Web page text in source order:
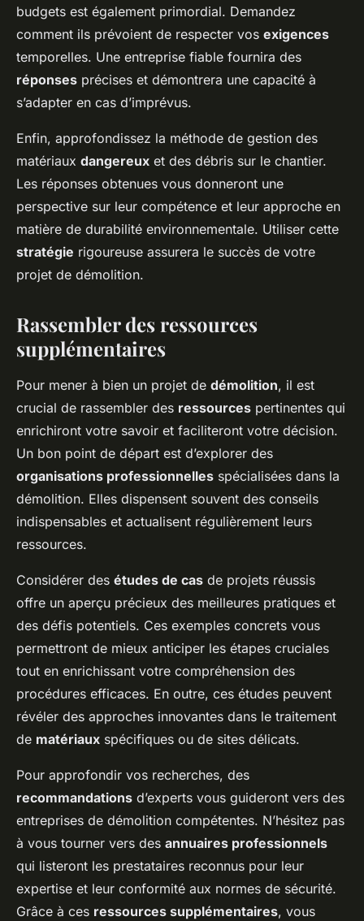
budgets est également primordial. Demandez
comment ils prévoient de respecter vos exigences
temporelles. Une entreprise fiable fournira des
réponses précises et démontrera une capacité à
s’adapter en cas d’imprévus.
Enfin, approfondissez la méthode de gestion des
matériaux dangereux et des débris sur le chantier.
Les réponses obtenues vous donneront une
perspective sur leur compétence et leur approche en
matière de durabilité environnementale. Utiliser cette
stratégie rigoureuse assurera le succès de votre
projet de démolition.
Rassembler des ressources
supplémentaires
Pour mener à bien un projet de démolition, il est
crucial de rassembler des ressources pertinentes qui
enrichiront votre savoir et faciliteront votre décision.
Un bon point de départ est d’explorer des
organisations professionnelles spécialisées dans la
démolition. Elles dispensent souvent des conseils
indispensables et actualisent régulièrement leurs
ressources.
Considérer des études de cas de projets réussis
offre un aperçu précieux des meilleures pratiques et
des défis potentiels. Ces exemples concrets vous
permettront de mieux anticiper les étapes cruciales
tout en enrichissant votre compréhension des
procédures efficaces. En outre, ces études peuvent
révéler des approches innovantes dans le traitement
de matériaux spécifiques ou de sites délicats.
Pour approfondir vos recherches, des
recommandations d’experts vous guideront vers des
entreprises de démolition compétentes. N’hésitez pas
à vous tourner vers des annuaires professionnels
qui listeront les prestataires reconnus pour leur
expertise et leur conformité aux normes de sécurité.
Grâce à ces ressources supplémentaires, vous